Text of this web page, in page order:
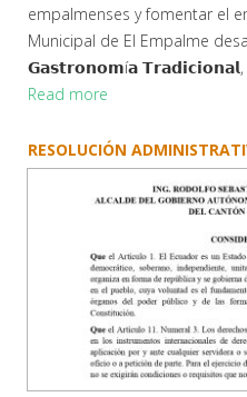
empalmenses y fomentar el
Municipal de El Empalme
𝗚𝗮𝘀𝘁𝗿𝗼𝗻𝗼𝗺í𝗮 𝗧𝗿𝗮𝗱𝗶𝗰𝗶𝗼𝗻𝗮𝗹,
Read more
RESOLUCIÓN